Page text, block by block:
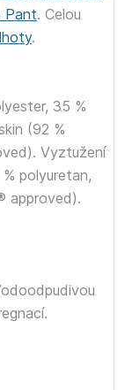
Pant. Celou
.
35 %
(92 %
Vyztužení
polyuretan,
approved).